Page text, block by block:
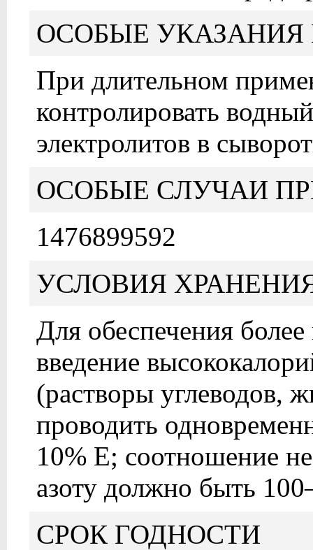
ОСОБЫЕ УКАЗАНИЯ
При длительном
контролировать
электролитов в
ОСОБЫЕ СЛУЧАИ
1476899592
УСЛОВИЯ
Для обеспечения
введение
(растворы углеводов,
проводить
10% Е; соотношение
азоту должно быть
СРОК ГОДНОСТИ